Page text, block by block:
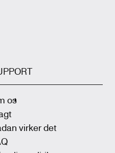
os
virker det